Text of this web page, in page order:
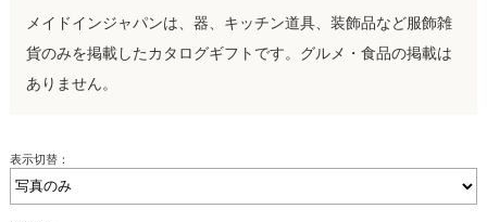
メイドインジャパンは、器、キッチン道具、装飾品など服飾雑
貨のみを掲載したカタログギフトです。グルメ・食品の掲載は
ありません。
表示切替：